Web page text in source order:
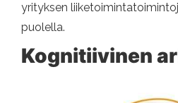
yrityksen
puolella.
Kognitiivinen